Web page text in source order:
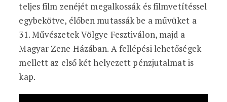
teljes film zenéjét megalkossák és filmvetítéssel
egybekötve, élőben mutassák be a művüket a
31. Művészetek Völgye Fesztiválon, majd a
Magyar Zene Házában. A fellépési lehetőségek
mellett az első két helyezett pénzjutalmat is
kap.